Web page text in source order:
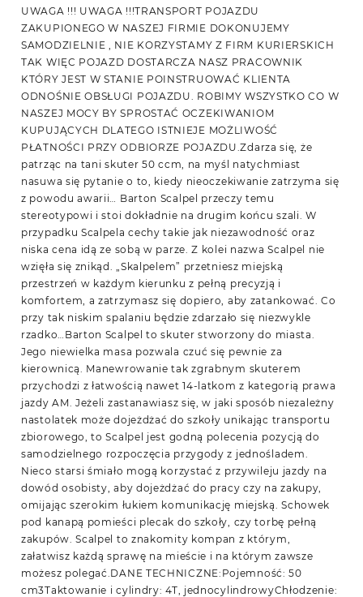
UWAGA !!! UWAGA !!!TRANSPORT POJAZDU
ZAKUPIONEGO W NASZEJ FIRMIE DOKONUJEMY
SAMODZIELNIE , NIE KORZYSTAMY Z FIRM KURIERSKICH
TAK WIĘC POJAZD DOSTARCZA NASZ PRACOWNIK
KTÓRY JEST W STANIE POINSTRUOWAĆ KLIENTA
ODNOŚNIE OBSŁUGI POJAZDU. ROBIMY WSZYSTKO CO W
NASZEJ MOCY BY SPROSTAĆ OCZEKIWANIOM
KUPUJĄCYCH DLATEGO ISTNIEJE MOŻLIWOŚĆ
PŁATNOŚCI PRZY ODBIORZE POJAZDU.Zdarza się, że
patrząc na tani skuter 50 ccm, na myśl natychmiast
nasuwa się pytanie o to, kiedy nieoczekiwanie zatrzyma się
z powodu awarii… Barton Scalpel przeczy temu
stereotypowi i stoi dokładnie na drugim końcu szali. W
przypadku Scalpela cechy takie jak niezawodność oraz
niska cena idą ze sobą w parze. Z kolei nazwa Scalpel nie
wzięła się znikąd. „Skalpelem” przetniesz miejską
przestrzeń w każdym kierunku z pełną precyzją i
komfortem, a zatrzymasz się dopiero, aby zatankować. Co
przy tak niskim spalaniu będzie zdarzało się niezwykle
rzadko…Barton Scalpel to skuter stworzony do miasta.
Jego niewielka masa pozwala czuć się pewnie za
kierownicą. Manewrowanie tak zgrabnym skuterem
przychodzi z łatwością nawet 14-latkom z kategorią prawa
jazdy AM. Jeżeli zastanawiasz się, w jaki sposób niezależny
nastolatek może dojeżdżać do szkoły unikając transportu
zbiorowego, to Scalpel jest godną polecenia pozycją do
samodzielnego rozpoczęcia przygody z jednośladem.
Nieco starsi śmiało mogą korzystać z przywileju jazdy na
dowód osobisty, aby dojeżdżać do pracy czy na zakupy,
omijając szerokim łukiem komunikację miejską. Schowek
pod kanapą pomieści plecak do szkoły, czy torbę pełną
zakupów. Scalpel to znakomity kompan z którym,
załatwisz każdą sprawę na mieście i na którym zawsze
możesz polegać.DANE TECHNICZNE:Pojemność: 50
cm3Taktowanie i cylindry: 4T, jednocylindrowyChłodzenie: